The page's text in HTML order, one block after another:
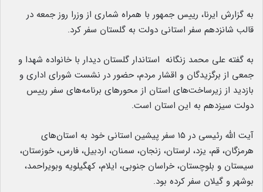
به گزارش ایرنا، رییس جمهور با همراه شماری از وزرا روز جمعه در
قالب شانزدهم سفر استانی دولت به گلستان سفر کرد.
به گفته علی محمد زنگانه استاندار گلستان دیدار با خانواده شهدا و
جمعی از برگزیدگان و اقشار مردم، حضور در نشست شورای اداری و
بازدید از زیرساخت‌های استان از محورهای برنامه‌های سفر رییس
دولت سیزدهم به این استان است.
آیت الله رئیسی در ۱۵ سفر پیشین استانی خود به استان‌های
هرمزگان، قم، یزد، لرستان، زنجان، سمنان، اردبیل، فارس، خوزستان،
سیستان و بلوچستان، خراسان جنوبی، ایلام، کهگیلویه وبویراحمد،
بوشهر و گیلان سفر کرده بود.